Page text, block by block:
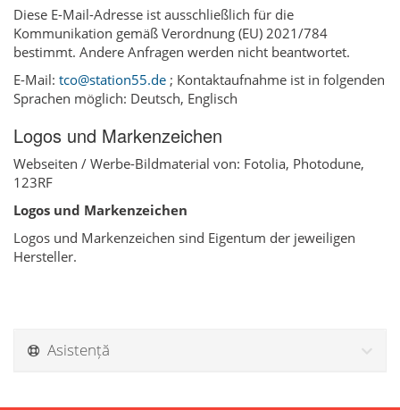
Diese E-Mail-Adresse ist ausschließlich für die
Kommunikation gemäß Verordnung (EU) 2021/784
bestimmt. Andere Anfragen werden nicht beantwortet.
E-Mail: tco@station55.de ; Kontaktaufnahme ist in folgenden
Sprachen möglich: Deutsch, Englisch
Logos und Markenzeichen
Webseiten / Werbe-Bildmaterial von: Fotolia, Photodune,
123RF
Logos und Markenzeichen
Logos und Markenzeichen sind Eigentum der jeweiligen
Hersteller.
Asistență